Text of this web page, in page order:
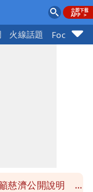
火線話題 Focus+
警！陸警機率最
慈濟公開說明